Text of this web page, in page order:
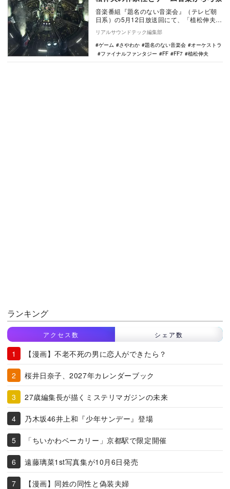
音楽番組『題名のない音楽会』（テレビ朝
日系）の5月12日放送回にて、「植松伸夫が
厳選！ファイナルファンタジー吹奏楽の音
楽会」と題…
リアルサウンドテック編集部
ゲーム
さやわか 題名のない音楽会
オーケストラ
ファイナルファンタジー
FF FF7 植松伸夫
ランキング
アクセス数 シェア数
【漫画】不老不死の男に恋人ができたら？
桜井日奈子、2027年カレンダーブック
27歳編集長が描くミステリマガジンの未来
乃木坂46井上和『少年サンデー』登場
「ちいかわベーカリー」京都駅で限定開催
遠藤璃菜1st写真集が10月6日発売
【漫画】同姓の同性と偽装夫婦